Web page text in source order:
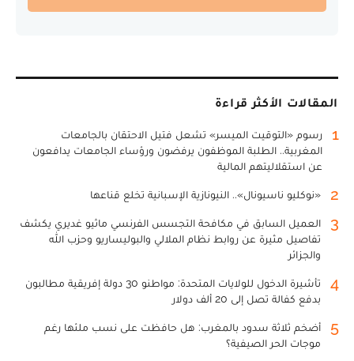
المقالات الأكثر قراءة
1
رسوم «التوقيت الميسر» تشعل فتيل الاحتقان بالجامعات
المغربية.. الطلبة الموظفون يرفضون ورؤساء الجامعات يدافعون
عن استقلاليتهم المالية
2 «نوكليو ناسيونال».. النيونازية الإسبانية تخلع قناعها
3
العميل السابق في مكافحة التجسس الفرنسي ماثيو غديري يكشف
تفاصيل مثيرة عن روابط نظام الملالي والبوليساريو وحزب الله
والجزائر
4
تأشيرة الدخول للولايات المتحدة: مواطنو 30 دولة إفريقية مطالبون
بدفع كفالة تصل إلى 20 ألف دولار
5
أضخم ثلاثة سدود بالمغرب: هل حافظت على نسب ملئها رغم
موجات الحر الصيفية؟